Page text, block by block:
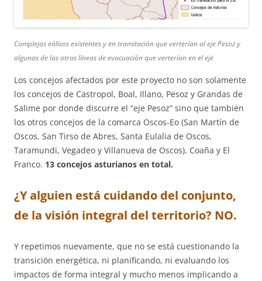
Complejos eólicos existentes y en tramitación que verterían al eje Pesoz y
algunas de las otras líneas de evacuación que verterían en el eje
Los concejos afectados por este proyecto no son solamente
los concejos de Castropol, Boal, Illano, Pesoz y Grandas de
Salime por donde discurre el “eje Pesoz” sino que también
los otros concejos de la comarca Oscos-Eo (San Martín de
Oscos, San Tirso de Abres, Santa Eulalia de Oscos,
Taramundi, Vegadeo y Villanueva de Oscos), Coaña y El
Franco. 13 concejos asturianos en total.
¿Y alguien está cuidando del conjunto,
de la visión integral del territorio? NO.
Y repetimos nuevamente, que no se está cuestionando la
transición energética, ni planificando, ni evaluando los
impactos de forma integral y mucho menos implicando a